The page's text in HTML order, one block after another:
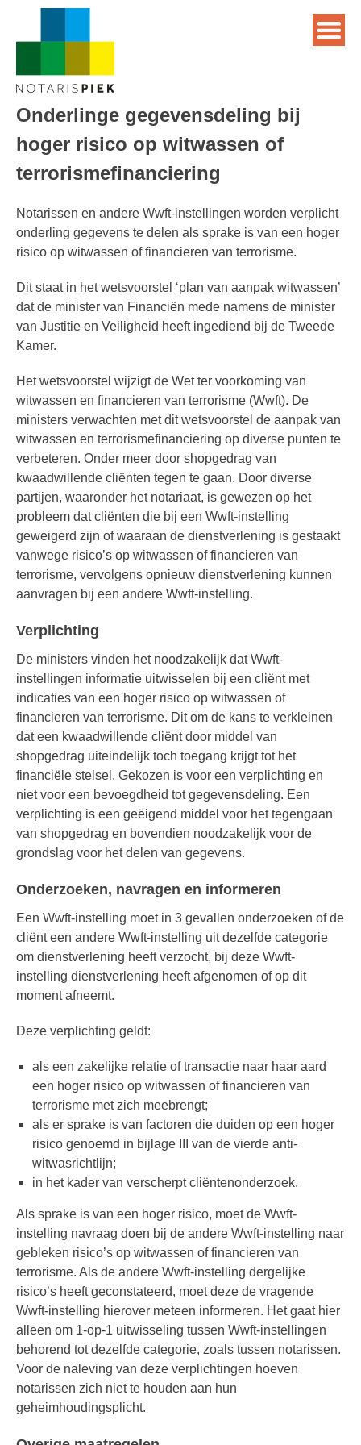
Onderlinge gegevensdeling bij
hoger risico op witwassen of
terrorismefinanciering
Notarissen en andere Wwft-instellingen worden verplicht
onderling gegevens te delen als sprake is van een hoger
risico op witwassen of financieren van terrorisme.
Dit staat in het wetsvoorstel ‘plan van aanpak witwassen’
dat de minister van Financiën mede namens de minister
van Justitie en Veiligheid heeft ingediend bij de Tweede
Kamer.
Het wetsvoorstel wijzigt de Wet ter voorkoming van
witwassen en financieren van terrorisme (Wwft). De
ministers verwachten met dit wetsvoorstel de aanpak van
witwassen en terrorismefinanciering op diverse punten te
verbeteren. Onder meer door shopgedrag van
kwaadwillende cliënten tegen te gaan. Door diverse
partijen, waaronder het notariaat, is gewezen op het
probleem dat cliënten die bij een Wwft-instelling
geweigerd zijn of waaraan de dienstverlening is gestaakt
vanwege risico’s op witwassen of financieren van
terrorisme, vervolgens opnieuw dienstverlening kunnen
aanvragen bij een andere Wwft-instelling.
Verplichting
De ministers vinden het noodzakelijk dat Wwft-
instellingen informatie uitwisselen bij een cliënt met
indicaties van een hoger risico op witwassen of
financieren van terrorisme. Dit om de kans te verkleinen
dat een kwaadwillende cliënt door middel van
shopgedrag uiteindelijk toch toegang krijgt tot het
financiële stelsel. Gekozen is voor een verplichting en
niet voor een bevoegdheid tot gegevensdeling. Een
verplichting is een geëigend middel voor het tegengaan
van shopgedrag en bovendien noodzakelijk voor de
grondslag voor het delen van gegevens.
Onderzoeken, navragen en informeren
Een Wwft-instelling moet in 3 gevallen onderzoeken of de
cliënt een andere Wwft-instelling uit dezelfde categorie
om dienstverlening heeft verzocht, bij deze Wwft-
instelling dienstverlening heeft afgenomen of op dit
moment afneemt.
Deze verplichting geldt:
als een zakelijke relatie of transactie naar haar aard
een hoger risico op witwassen of financieren van
terrorisme met zich meebrengt;
als er sprake is van factoren die duiden op een hoger
risico genoemd in bijlage III van de vierde anti-
witwasrichtlijn;
in het kader van verscherpt cliëntenonderzoek.
Als sprake is van een hoger risico, moet de Wwft-
instelling navraag doen bij de andere Wwft-instelling naar
gebleken risico’s op witwassen of financieren van
terrorisme. Als de andere Wwft-instelling dergelijke
risico’s heeft geconstateerd, moet deze de vragende
Wwft-instelling hierover meteen informeren. Het gaat hier
alleen om 1-op-1 uitwisseling tussen Wwft-instellingen
behorend tot dezelfde categorie, zoals tussen notarissen.
Voor de naleving van deze verplichtingen hoeven
notarissen zich niet te houden aan hun
geheimhoudingsplicht.